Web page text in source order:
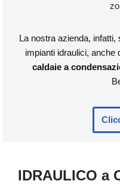
La nostra azienda,
impianti idraulici, anche
caldaie a
IDRAULICO a